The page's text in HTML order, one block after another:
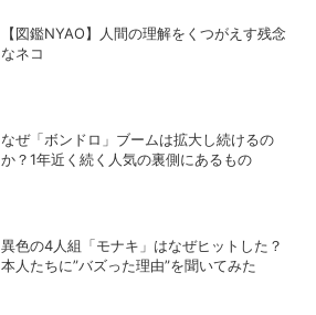
【図鑑NYAO】人間の理解をくつがえす残念
なネコ
なぜ「ボンドロ」ブームは拡大し続けるの
か？1年近く続く人気の裏側にあるもの
異色の4人組「モナキ」はなぜヒットした？
本人たちに”バズった理由”を聞いてみた